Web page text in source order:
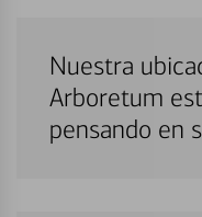
Nuestra
Arboretum
pensando en